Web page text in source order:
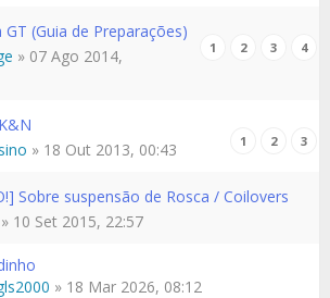
GT (Guia de Preparações)
1 2 3 4
» 07 Ago 2014,
1 2 3
» 18 Out 2013, 00:43
Sobre suspensão de Rosca / Coilovers
» 10 Set 2015, 22:57
» 18 Mar 2026, 08:12